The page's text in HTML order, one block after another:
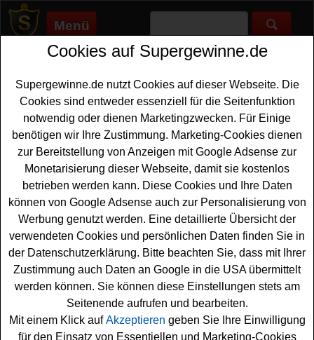
Menü
Supergewinne.de>Gewinnspiele>Sonstige Gewinnspiele
Anzeige:
Anzeige:
Buchszene Gewinnspiel - SciFi
Bücher gewinnen
Sciene-Fiction-Fans aufgepasst: Bei diesem kostenlosen
Buchszene Gewinnspiel können Sie tolle Bücher
gewinnen. Verlost werden 20 SciFi oder Fantasy Bücher
- und mit etwas Glück können Sie eins dieser Bücher
gewinnen. Falls Sie an dem Buchszene Gewinnspiel
teilnehmen möchten, sollten Sie flink das kleine Formular
ausfüllen und können sich damit Ihre Gewinnchance
sichern. Vielleicht haben Sie ja Glück? Auf jeden Fall
Cookies auf Supergewinne.de
Supergewinne.de nutzt Cookies auf dieser Webseite. Die
Cookies sind entweder essenziell für die Seitenfunktion
notwendig oder dienen Marketingzwecken. Für Einige
benötigen wir Ihre Zustimmung. Marketing-Cookies dienen
zur Bereitstellung von Anzeigen mit Google Adsense zur
Monetarisierung dieser Webseite, damit sie kostenlos
betrieben werden kann. Diese Cookies und Ihre Daten
können von Google Adsense auch zur Personalisierung von
Werbung genutzt werden. Eine detaillierte Übersicht der
verwendeten Cookies und persönlichen Daten finden Sie in
der Datenschutzerklärung. Bitte beachten Sie, dass mit Ihrer
Zustimmung auch Daten an Google in die USA übermittelt
werden können. Sie können diese Einstellungen stets am
Seitenende aufrufen und bearbeiten.
Mit einem Klick aufAkzeptieren geben Sie Ihre Einwilligung
für den Einsatz von Essentiellen und Marketing-Cookies